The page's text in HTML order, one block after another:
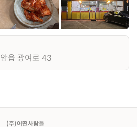
읍 광여로 43
(주)어떤사람들